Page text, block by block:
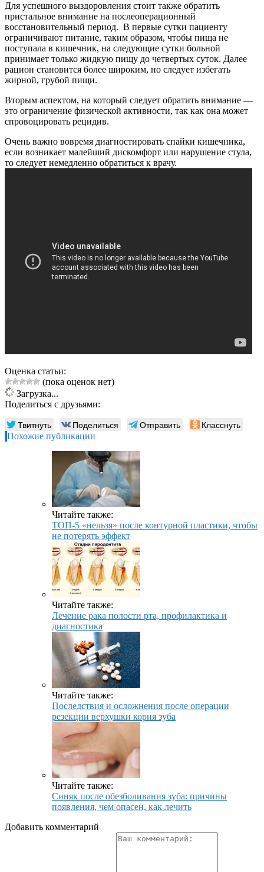
Для успешного выздоровления стоит также обратить
пристальное внимание на послеоперационный
восстановительный период. В первые сутки пациенту
ограничивают питание, таким образом, чтобы пища не
поступала в кишечник, на следующие сутки больной
принимает только жидкую пищу до четвертых суток. Далее
рацион становится более широким, но следует избегать
жирной, грубой пищи.
Вторым аспектом, на который следует обратить внимание —
это ограничение физической активности, так как она может
спровоцировать рецидив.
Очень важно вовремя диагностировать спайки кишечника,
если возникает малейший дискомфорт или нарушение стула,
то следует немедленно обратиться к врачу.
Оценка статьи:
(пока оценок нет)
Загрузка...
Поделиться с друзьями:
Твитнуть Поделиться Отправить Класснуть
Похожие публикации
Читайте также:
ТОП-5 «нельзя» после контурной пластики, чтобы
не потерять эффект
Читайте также:
Лечение рака полости рта, профилактика и
диагностика
Читайте также:
Последствия и осложнения после операции
резекции верхушки корня зуба
Читайте также:
Синяк после обезболивания зуба: причины
появления, чем опасен, как лечить
Добавить комментарий